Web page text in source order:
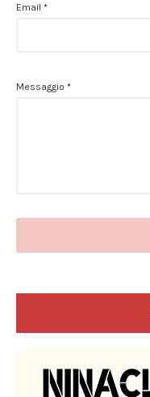
Email *
Messaggio *